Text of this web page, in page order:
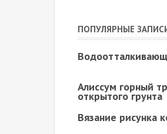
ПОПУЛЯРНЫЕ
Алиссум горный
открытого грунта
Вязание рисунка